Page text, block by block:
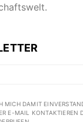
MICH DAMIT
E-MAIL KONTAKTIEREN